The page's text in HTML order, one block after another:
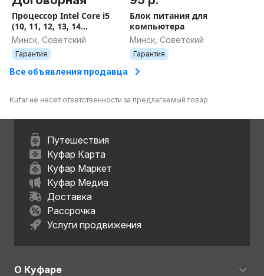
Процессор Intel Core i5
(10, 11, 12, 13, 14
поколение), LGA 1200,
1700
Минск, Советский
Гарантия
Блок питания для
компьютера
Минск, Советский
Гарантия
Все объявления продавца
Kufar не несет ответственности за предлагаемый товар.
Путешествия
Куфар Карта
Куфар Маркет
Куфар Медиа
Доставка
Рассрочка
Услуги продвижения
О Куфаре